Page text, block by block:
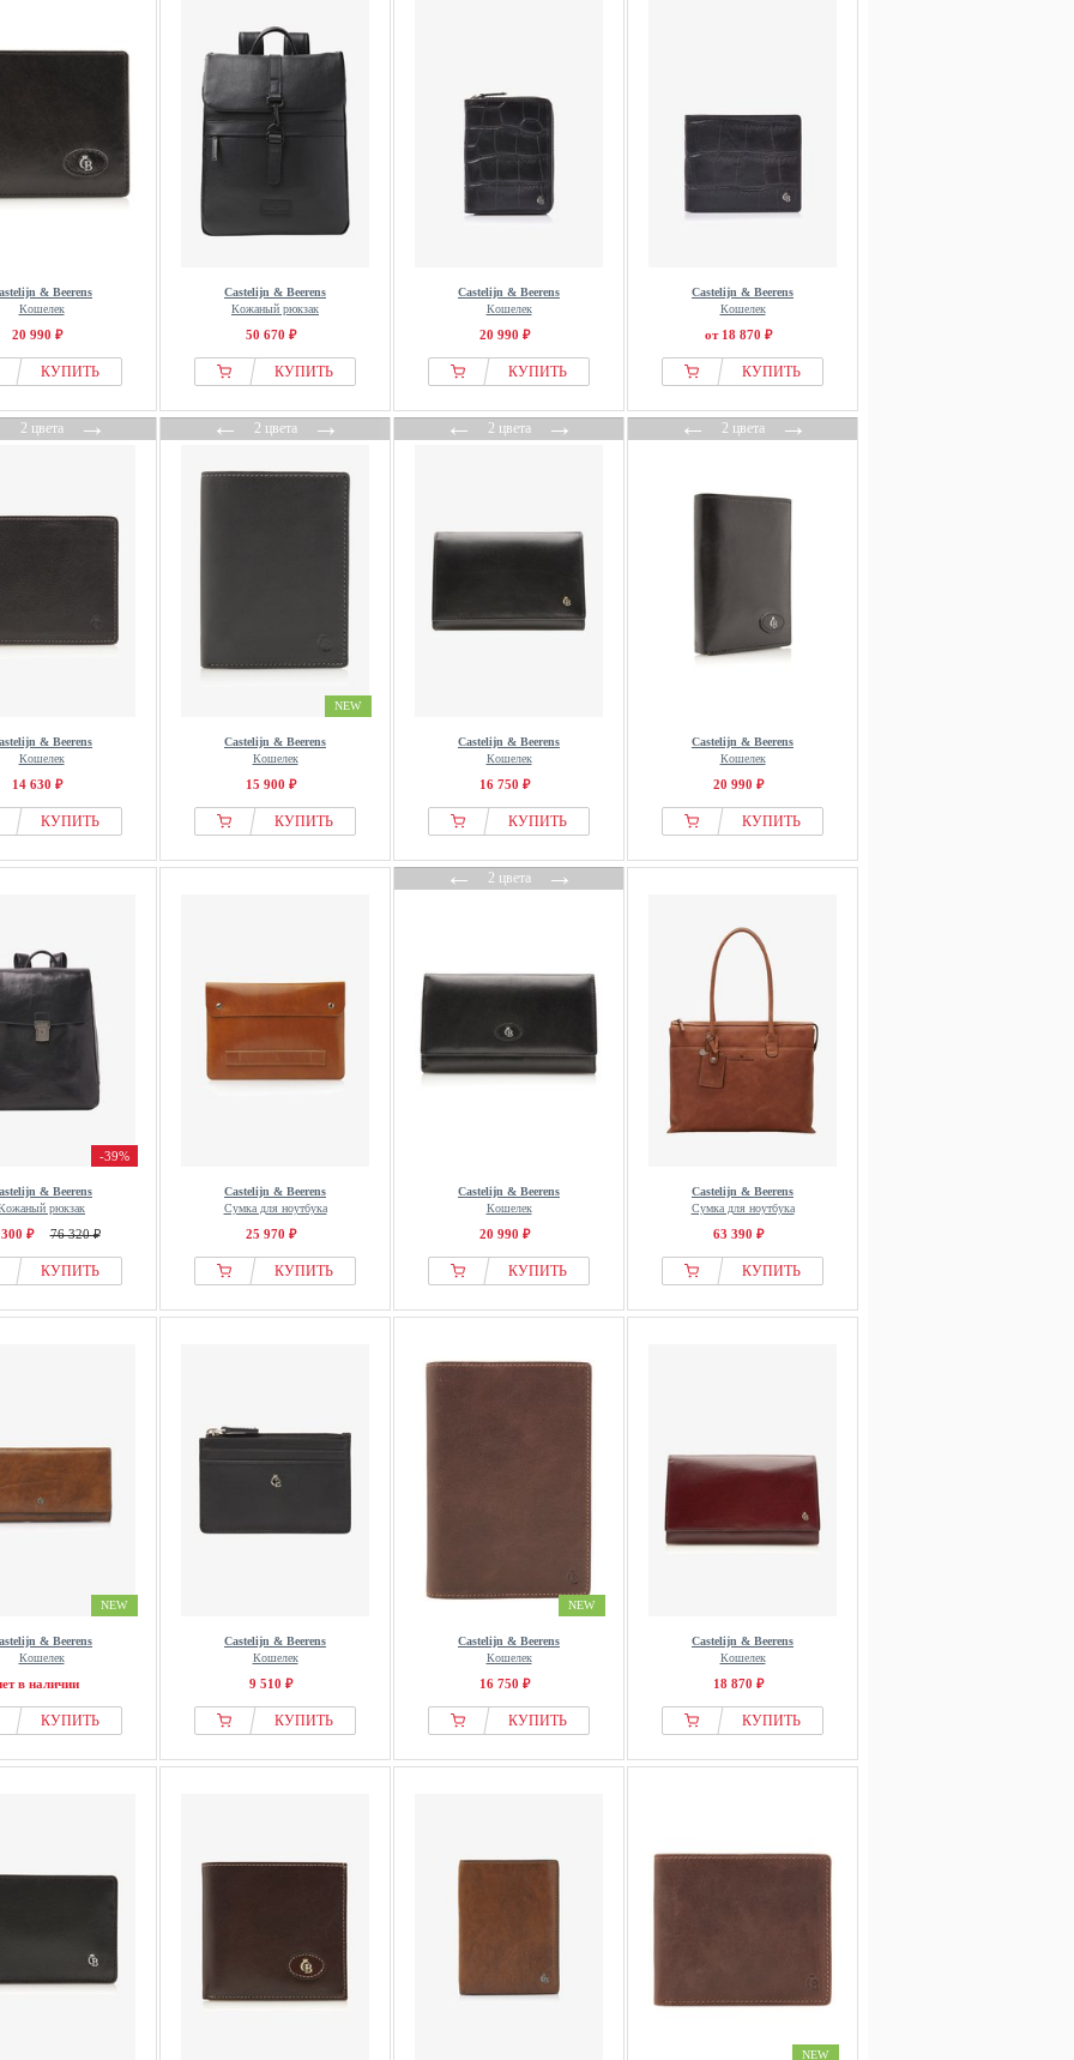
& Beerens
Кошелек
20 990 ₽
КУПИТЬ
Castelijn & Beerens
Кожаный рюкзак
50 670 ₽
КУПИТЬ
Castelijn & Beerens
Кошелек
20 990 ₽
КУПИТЬ
Castelijn & Beerens
Кошелек
от 18 870 ₽
КУПИТЬ
2 цвета→
& Beerens
Кошелек
14 630 ₽
КУПИТЬ
←2 цвета→
NEW
Castelijn & Beerens
Кошелек
15 900 ₽
КУПИТЬ
←2 цвета→
Castelijn & Beerens
Кошелек
16 750 ₽
КУПИТЬ
←2 цвета→
Castelijn & Beerens
Кошелек
20 990 ₽
КУПИТЬ
-39%
& Beerens
рюкзак
₽ 76 320 ₽
КУПИТЬ
Castelijn & Beerens
Сумка для ноутбука
25 970 ₽
КУПИТЬ
←2 цвета→
Castelijn & Beerens
Кошелек
20 990 ₽
КУПИТЬ
Castelijn & Beerens
Сумка для ноутбука
63 390 ₽
КУПИТЬ
NEW
& Beerens
Кошелек
в наличии
КУПИТЬ
Castelijn & Beerens
Кошелек
9 510 ₽
КУПИТЬ
NEW
Castelijn & Beerens
Кошелек
16 750 ₽
КУПИТЬ
Castelijn & Beerens
Кошелек
18 870 ₽
КУПИТЬ
NEW